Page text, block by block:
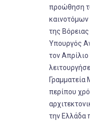
προώθηση
καινοτόμων
της
Υπουργός
τον
περίπου
την Ελλάδα